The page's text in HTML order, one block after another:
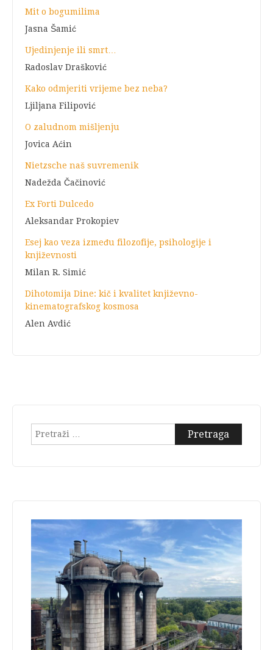
Mit o bogumilima
Jasna Šamić
Ujedinjenje ili smrt…
Radoslav Drašković
Kako odmjeriti vrijeme bez neba?
Ljiljana Filipović
O zaludnom mišljenju
Jovica Aćin
Nietzsche naš suvremenik
Nadežda Čačinović
Ex Forti Dulcedo
Aleksandar Prokopiev
Esej kao veza između filozofije, psihologije i
književnosti
Milan R. Simić
Dihotomija Dine: kič i kvalitet književno-
kinematografskog kosmosa
Alen Avdić
Pretraga: